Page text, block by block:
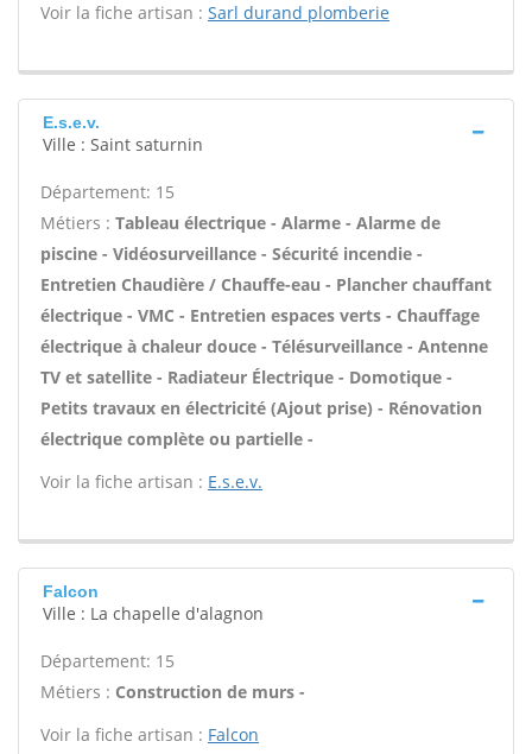
Voir la fiche artisan : Sarl durand plomberie
E.s.e.v.
Ville : Saint saturnin
Département: 15
Métiers : Tableau électrique - Alarme - Alarme de
piscine - Vidéosurveillance - Sécurité incendie -
Entretien Chaudière / Chauffe-eau - Plancher chauffant
électrique - VMC - Entretien espaces verts - Chauffage
électrique à chaleur douce - Télésurveillance - Antenne
TV et satellite - Radiateur Électrique - Domotique -
Petits travaux en électricité (Ajout prise) - Rénovation
électrique complète ou partielle -
Voir la fiche artisan : E.s.e.v.
Falcon
Ville : La chapelle d'alagnon
Département: 15
Métiers : Construction de murs -
Voir la fiche artisan : Falcon